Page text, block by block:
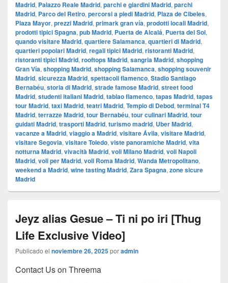
Madrid, Palazzo Reale Madrid, parchi e giardini Madrid, parchi
Madrid, Parco del Retiro, percorsi a piedi Madrid, Plaza de Cibeles,
Plaza Mayor, prezzi Madrid, primark gran vía, prodotti locali Madrid,
prodotti tipici Spagna, pub Madrid, Puerta de Alcalá, Puerta del Sol,
quando visitare Madrid, quartiere Salamanca, quartieri di Madrid,
quartieri popolari Madrid, regali tipici Madrid, ristoranti Madrid,
ristoranti tipici Madrid, rooftops Madrid, sangria Madrid, shopping
Gran Vía, shopping Madrid, shopping Salamanca, shopping souvenir
Madrid, sicurezza Madrid, spettacoli flamenco, Stadio Santiago
Bernabéu, storia di Madrid, strade famose Madrid, street food
Madrid, studenti italiani Madrid, tablao flamenco, tapas Madrid, tapas
tour Madrid, taxi Madrid, teatri Madrid, Tempio di Debod, terminal T4
Madrid, terrazze Madrid, tour Bernabéu, tour culinari Madrid, tour
guidati Madrid, trasporti Madrid, turismo madrid, Uber Madrid,
vacanze a Madrid, viaggio a Madrid, visitare Ávila, visitare Madrid,
visitare Segovia, visitare Toledo, viste panoramiche Madrid, vita
notturna Madrid, vivacità Madrid, voli Milano Madrid, voli Napoli
Madrid, voli per Madrid, voli Roma Madrid, Wanda Metropolitano,
weekend a Madrid, wine tasting Madrid, Zara Spagna, zone sicure
Madrid
Jeyz alias Gesue – Ti ni po iri [Thug
Life Exclusive Video]
Publicado el noviembre 26, 2025poradmin
Contact Us on Threema